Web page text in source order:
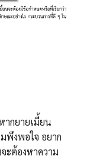
ากยายเมี้ยน
พึงพอใจ อยาก
ะต้องหาความ